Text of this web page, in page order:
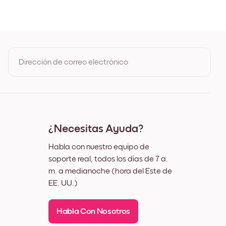
Dirección de correo electrónico
¿Necesitas Ayuda?
Habla con nuestro equipo de
soporte real, todos los días de 7 a.
m. a medianoche (hora del Este de
EE. UU.)
Habla Con Nosotros